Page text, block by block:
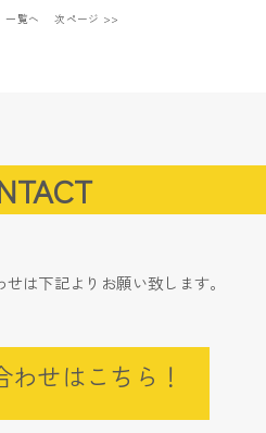
一覧へ 次ページ >>
は下記よりお願い致します。
わせはこちら！